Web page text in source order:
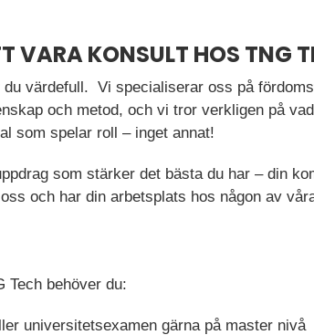
VARA KONSULT HOS TNG
du värdefull. Vi specialiserar oss på
och metod, och vi tror verkligen på
som spelar roll – inget annat!
som stärker det bästa du har – din
och har din arbetsplats hos någon av
Tech behöver du:
universitetsexamen gärna på master nivå